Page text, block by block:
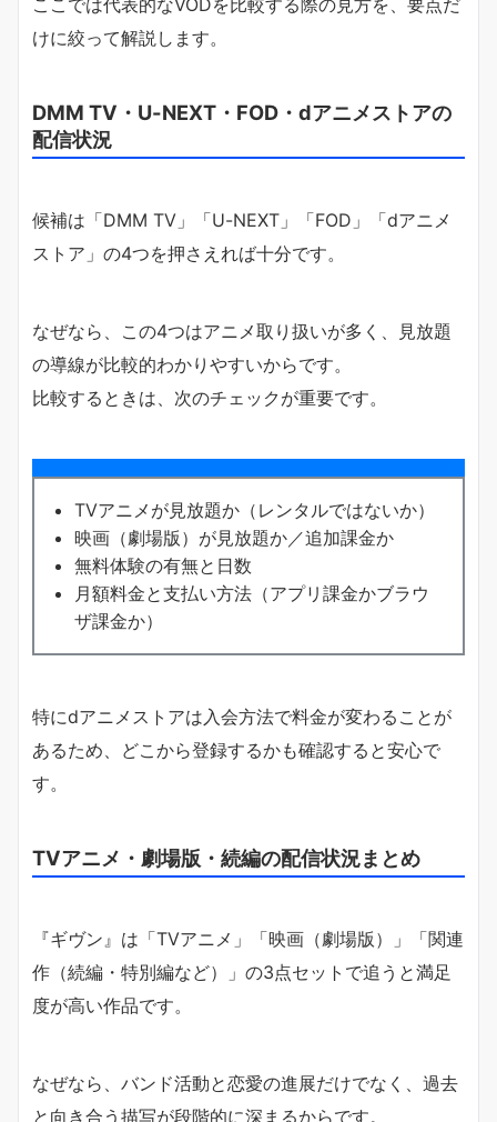
ここでは代表的なVODを比較する際の見方を、要点だ
けに絞って解説します。
DMM TV・U-NEXT・FOD・dアニメストアの
配信状況
候補は「DMM TV」「U-NEXT」「FOD」「dアニメ
ストア」の4つを押さえれば十分です。
なぜなら、この4つはアニメ取り扱いが多く、見放題
の導線が比較的わかりやすいからです。
比較するときは、次のチェックが重要です。
TVアニメが見放題か（レンタルではないか）
映画（劇場版）が見放題か／追加課金か
無料体験の有無と日数
月額料金と支払い方法（アプリ課金かブラウ
ザ課金か）
特にdアニメストアは入会方法で料金が変わることが
あるため、どこから登録するかも確認すると安心で
す。
TVアニメ・劇場版・続編の配信状況まとめ
『ギヴン』は「TVアニメ」「映画（劇場版）」「関連
作（続編・特別編など）」の3点セットで追うと満足
度が高い作品です。
なぜなら、バンド活動と恋愛の進展だけでなく、過去
と向き合う描写が段階的に深まるからです。